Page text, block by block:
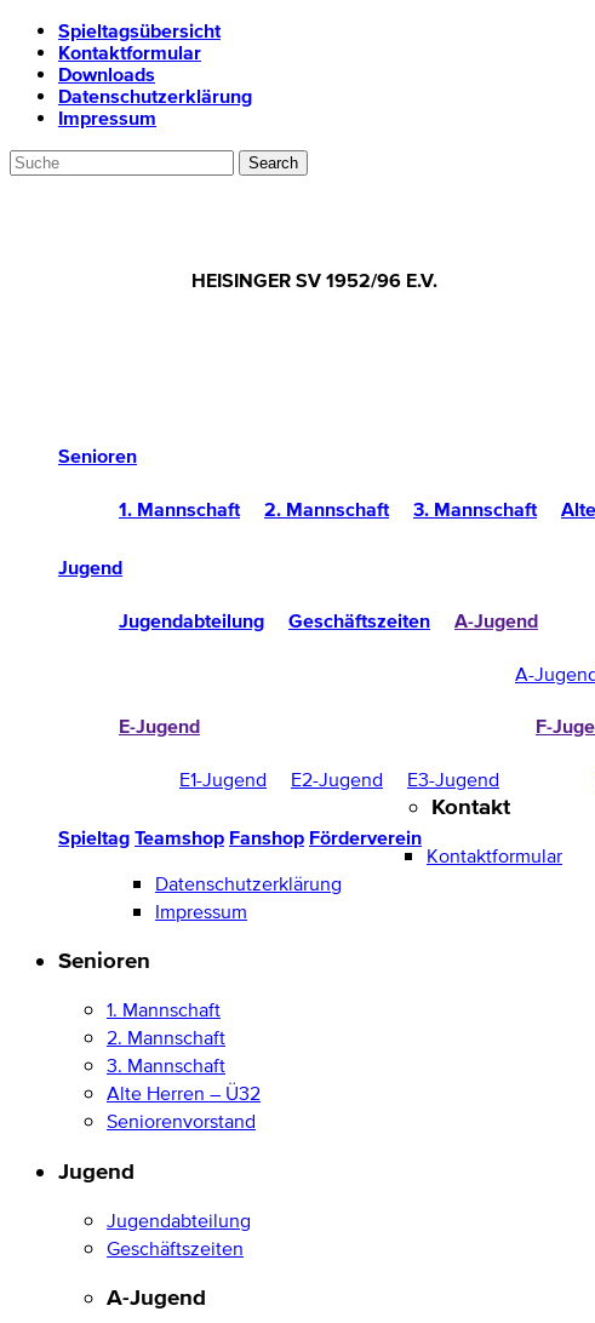
Spieltagsübersicht
Kontaktformular
Downloads
Datenschutzerklärung
Impressum
HEISINGER SV 1952/96 E.V.
Senioren
1. Mannschaft 2. Mannschaft 3. Mannschaft
Jugend
Jugendabteilung Geschäftszeiten A-Jugend
A-
E-Jugend
E1-Jugend E2-Jugend E3-Jugend
F-
Spieltag Teamshop Fanshop Förderverein
Kontakt
Kontaktformular
Datenschutzerklärung
Impressum
Senioren
1. Mannschaft
2. Mannschaft
3. Mannschaft
Alte Herren – Ü32
Seniorenvorstand
Jugend
Jugendabteilung
Geschäftszeiten
A-Jugend